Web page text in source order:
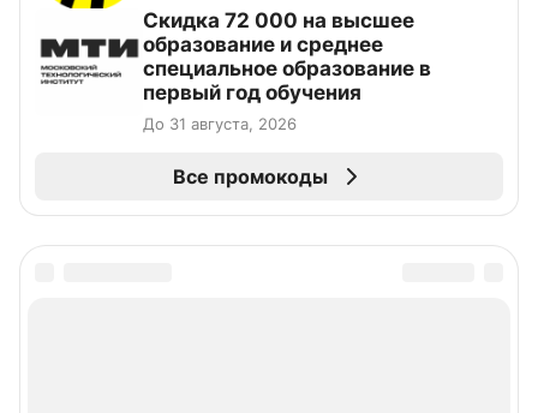
Скидка 72 000 на высшее
образование и среднее
специальное образование в
первый год обучения
До 31 августа, 2026
Все промокоды